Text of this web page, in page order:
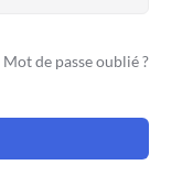
Mot de passe oublié ?